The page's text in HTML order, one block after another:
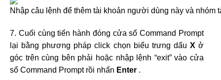
7. Cuối cùng tiến hành đóng cửa sổ Command Prompt
lại bằng phương pháp click chọn biểu trưng dấu Xở
góc trên cùng bên phải hoặc nhập lệnh “exit” vào cửa
sổ Command Prompt rồi nhấn Enter .